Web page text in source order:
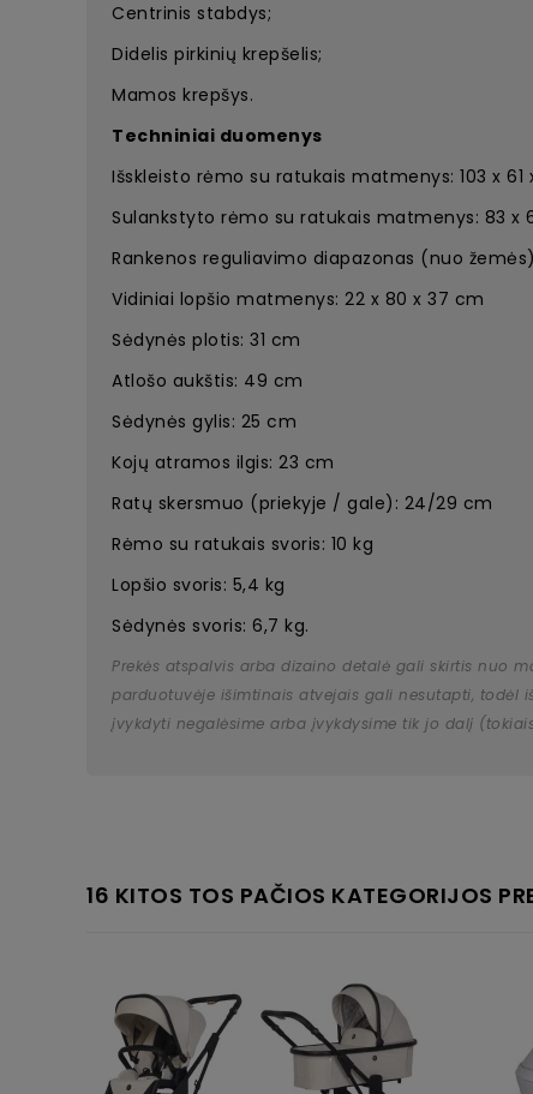
Centrinis stabdys;
Didelis pirkinių krepšelis;
Mamos krepšys.
Techniniai duomenys
Išskleisto rėmo su ratukais matmenys: 103 x 61
Sulankstyto rėmo su ratukais matmenys: 83 x
Rankenos reguliavimo diapazonas (nuo
Vidiniai lopšio matmenys: 22 x 80 x 37 cm
Sėdynės plotis: 31 cm
Atlošo aukštis: 49 cm
Sėdynės gylis: 25 cm
Kojų atramos ilgis: 23 cm
Ratų skersmuo (priekyje / gale): 24/29 cm
Rėmo su ratukais svoris: 10 kg
Lopšio svoris: 5,4 kg
Sėdynės svoris: 6,7 kg.
Prekės atspalvis arba dizaino detalė gali skirtis nuo
parduotuvėje išimtinais atvejais gali nesutapti, todėl
įvykdyti negalėsime arba įvykdysime tik jo dalį
16 KITOS TOS PAČIOS KATEGORIJOS